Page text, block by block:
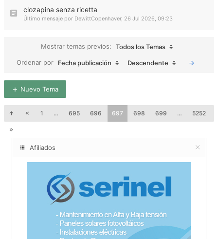
clozapina senza ricetta
Último mensaje por DewittCopenhaver, 26 Jul 2026, 09:23
Mostrar temas previos:
Todos los Temas
Ordenar por
Fecha publicación Descendente
Nuevo Tema
1 … 695 696 697 698 699 … 5252
Afiliados